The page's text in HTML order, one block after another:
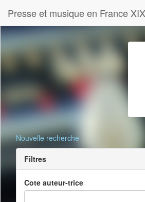
Presse et musique en France XIX
Nouvelle recherche
Filtres
Cote auteur-trice